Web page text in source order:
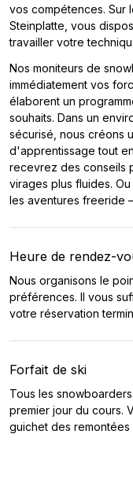
vos compétences. Sur
Steinplatte, vous
travailler votre
Nos moniteurs de
immédiatement vos
élaborent un
souhaits. Dans un
sécurisé, nous créons
d'apprentissage tout
recevrez des conseils
virages plus fluides.
les aventures freeride
Heure de rendez-
Nous organisons le
préférences. Il vous
votre réservation
Forfait de ski
Tous les
premier jour du cours.
guichet des remontées